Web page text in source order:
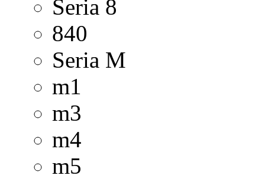
Seria 8
840
Seria M
m1
m3
m4
m5